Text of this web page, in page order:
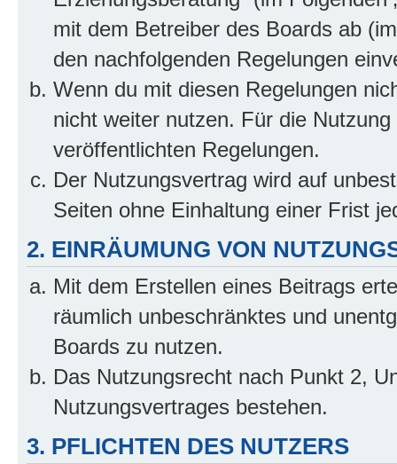
mit dem Betreiber des Boards ab
den nachfolgenden Regelungen
Wenn du mit diesen Regelungen
nicht weiter nutzen. Für die
veröffentlichten Regelungen.
Der Nutzungsvertrag wird auf
Seiten ohne Einhaltung einer Frist
2. EINRÄUMUNG VON
Mit dem Erstellen eines Beitrags
räumlich unbeschränktes und
Boards zu nutzen.
Das Nutzungsrecht nach Punkt 2,
Nutzungsvertrages bestehen.
3. PFLICHTEN DES NUTZERS